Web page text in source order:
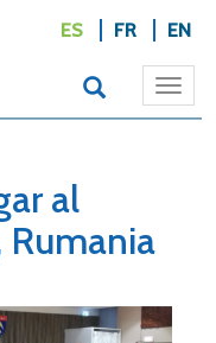
ES FR EN
al
Rumania